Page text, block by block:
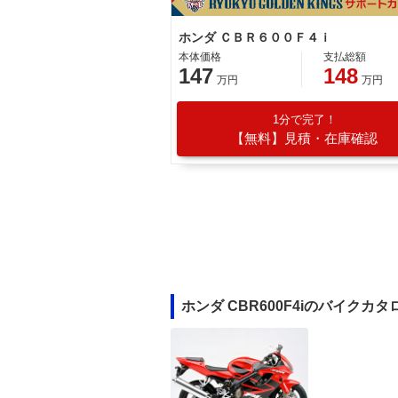
ホンダ ＣＢＲ６００Ｆ４ｉ
本体価格
147 万円
支払総額
148 万円
1分で完了！
【無料】見積・在庫確認
ホンダ CBR600F4iのバイクカタ